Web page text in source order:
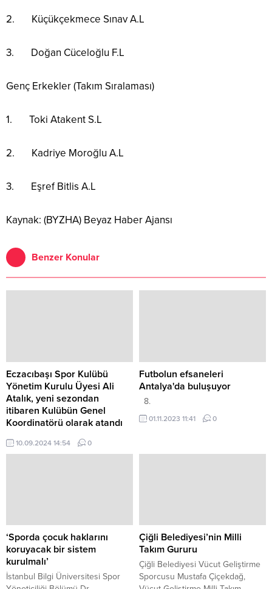
2. Küçükçekmece Sınav A.L
3. Doğan Cüceloğlu F.L
Genç Erkekler (Takım Sıralaması)
1. Toki Atakent S.L
2. Kadriye Moroğlu A.L
3. Eşref Bitlis A.L
Kaynak: (BYZHA) Beyaz Haber Ajansı
Benzer Konular
Eczacıbaşı Spor Kulübü
Yönetim Kurulu Üyesi Ali
Atalık, yeni sezondan
itibaren Kulübün Genel
Koordinatörü olarak atandı
Türk voleybolunun
lokomotiflerinden olan ve
10.09.2024 14:54 0
Futbolun efsaneleri
Antalya'da buluşuyor
8.
01.11.2023 11:41 0
‘Sporda çocuk haklarını
koruyacak bir sistem
kurulmalı’
İstanbul Bilgi Üniversitesi Spor
Çiğli Belediyesi’nin Milli
Takım Gururu
Çiğli Belediyesi Vücut Geliştirme
Sporcusu Mustafa Çiçekdağ,